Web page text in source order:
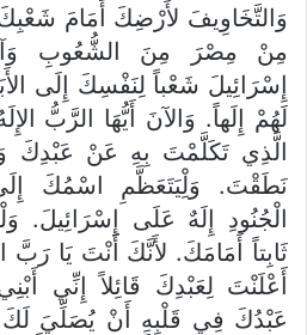
وَالتَّخَاوِيفَ لأَرْضِكَ أَمَامَ
مِنْ مِصْرَ مِنَ الشُّعُوبِ
إِسْرَائِيلَ شَعْباً لِنَفْسِكَ إِلَى
لَهُمْ إِلَهاً. وَالآنَ أَيُّهَا الرَّبُّ
الَّذِي تَكَلَّمْتَ بِهِ عَنْ عَبْدِكَ
نَطَقْتَ. وَلِْيَتَعَظَّمِ اسْمُكَ
الْجُنُودِ إِلَهٌ عَلَى إِسْرَائِيلَ.
ثَابِتاً أَمَامَكَ. لأَنَّكَ أَنْتَ يَا رَبَّ
أَعْلَنْتَ لِعَبْدِكَ قَائِلاً إِنِّي
عَبْدُكَ فِي قَلْبِهِ أَنْ يُصَلِّيَ لَكَ